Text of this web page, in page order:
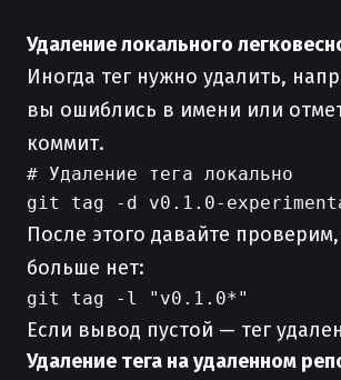
Удаление локального
Иногда тег нужно удалить,
вы ошиблись в имени или
коммит.
# Удаление тега локально
После этого давайте проверим,
больше нет:
Если вывод пустой — тег
Удаление тега на удаленном